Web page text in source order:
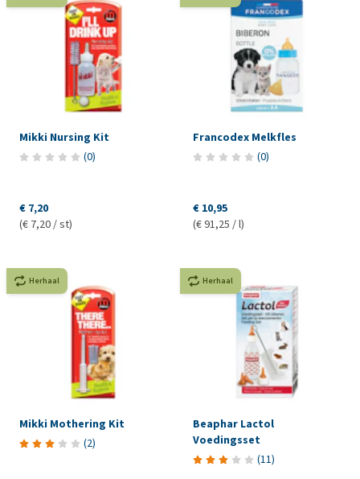
Mikki Nursing Kit
(0)
€ 7,20
(€ 7,20 / st)
Francodex Melkfles
(0)
€ 10,95
(€ 91,25 / l)
Herhaal
Mikki Mothering Kit
(2)
Herhaal
Beaphar Lactol
Voedingsset
(11)